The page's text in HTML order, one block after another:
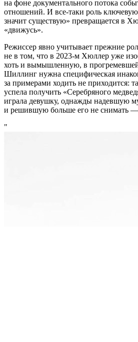
на фоне документального потока
отношений. И все-таки роль
значит существую» превращается в
«движусь».
Режиссер явно учитывает прежние
не в том, что в 2023-м Хюллер уже
хоть и вымышленную, в
Шиллинг нужна специфическая
за примерами ходить не приходится:
успела получить «Серебряного
играла девушку, однажды надевшую
и решившую больше его не снимать